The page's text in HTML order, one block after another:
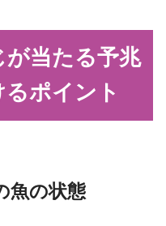
当たる予兆
ポイント
魚の状態